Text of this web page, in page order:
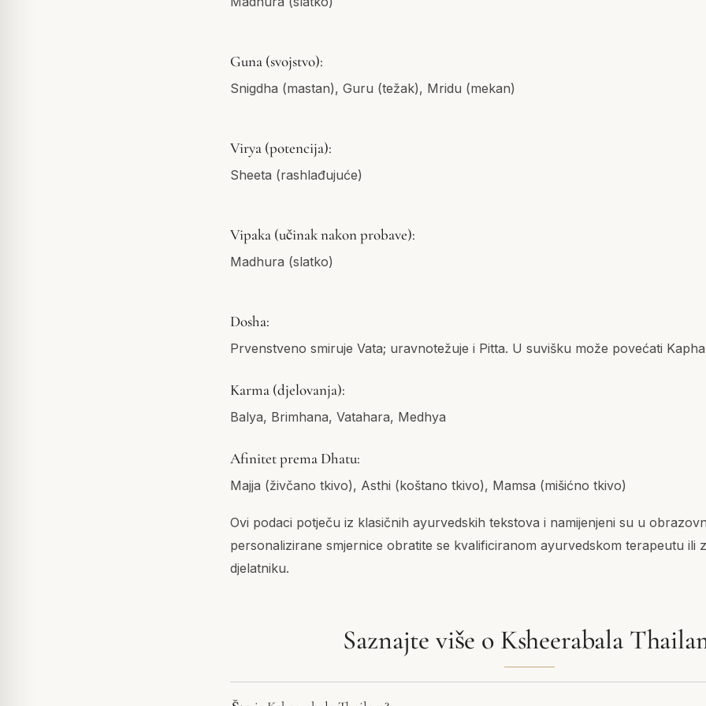
Guna (svojstvo):
Snigdha (mastan), Guru (težak), Mridu (mekan)
Virya (potencija):
Sheeta (rashlađujuće)
Vipaka (učinak nakon probave):
Madhura (slatko)
Dosha:
Prvenstveno smiruje Vata; uravnotežuje i Pitta. U suvišku može povećati
Karma (djelovanja):
Balya, Brimhana, Vatahara, Medhya
Afinitet prema Dhatu:
Majja (živčano tkivo), Asthi (koštano tkivo), Mamsa (mišićno tkivo)
Ovi podaci potječu iz klasičnih ayurvedskih tekstova i namijenjeni su u
personalizirane smjernice obratite se kvalificiranom ayurvedskom terapeutu ili
djelatniku.
Saznajte više o Ksheerabala